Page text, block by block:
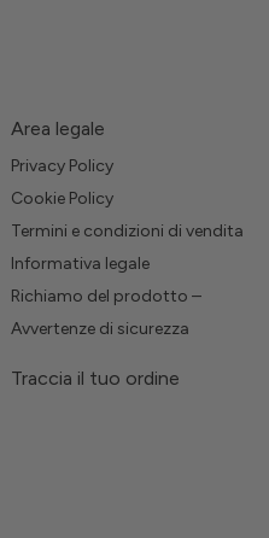
Area legale
Privacy Policy
Cookie Policy
Termini e condizioni di vendita
Informativa legale
Richiamo del prodotto –
Avvertenze di sicurezza
Traccia il tuo ordine